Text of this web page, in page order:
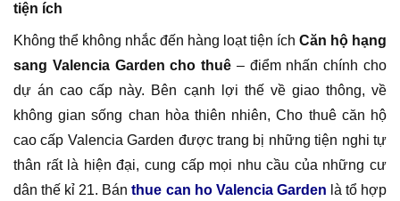
tiện ích
Không thể không nhắc đến hàng loạt tiện ích Căn hộ hạng
sang Valencia Garden cho thuê – điểm nhấn chính cho
dự án cao cấp này. Bên cạnh lợi thế về giao thông, về
không gian sống chan hòa thiên nhiên, Cho thuê căn hộ
cao cấp Valencia Garden được trang bị những tiện nghi tự
thân rất là hiện đại, cung cấp mọi nhu cầu của những cư
dân thế kỉ 21. Bánthue can ho Valencia Garden là tổ hợp